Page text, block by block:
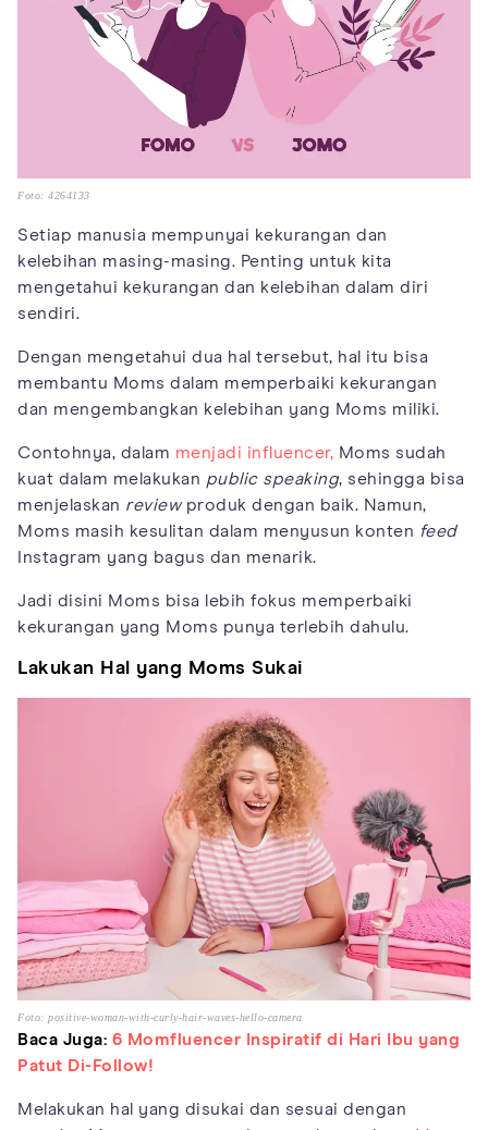
Foto: 4264133
Setiap manusia mempunyai kekurangan dan
kelebihan masing-masing. Penting untuk kita
mengetahui kekurangan dan kelebihan dalam diri
sendiri.
Dengan mengetahui dua hal tersebut, hal itu bisa
membantu Moms dalam memperbaiki kekurangan
dan mengembangkan kelebihan yang Moms miliki.
Contohnya, dalam menjadi influencer, Moms sudah
kuat dalam melakukan public speaking, sehingga bisa
menjelaskan reviewproduk dengan baik. Namun,
Moms masih kesulitan dalam menyusun konten feed
Instagram yang bagus dan menarik.
Jadi disini Moms bisa lebih fokus memperbaiki
kekurangan yang Moms punya terlebih dahulu.
Lakukan Hal yang Moms Sukai
Foto: positive-woman-with-curly-hair-waves-hello-camera
Baca Juga: 6 Momfluencer Inspiratif di Hari Ibu yang
Patut Di-Follow!
Melakukan hal yang disukai dan sesuai dengan